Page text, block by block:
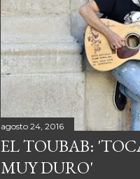
agosto 24, 2016
EL TOUBAB:
MUY DURO'